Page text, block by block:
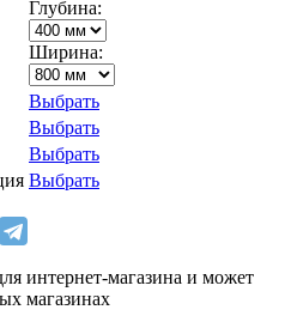
Глубина:
Ширина:
Выбрать
Выбрать
Выбрать
Выбрать
интернет-магазина и может
магазинах